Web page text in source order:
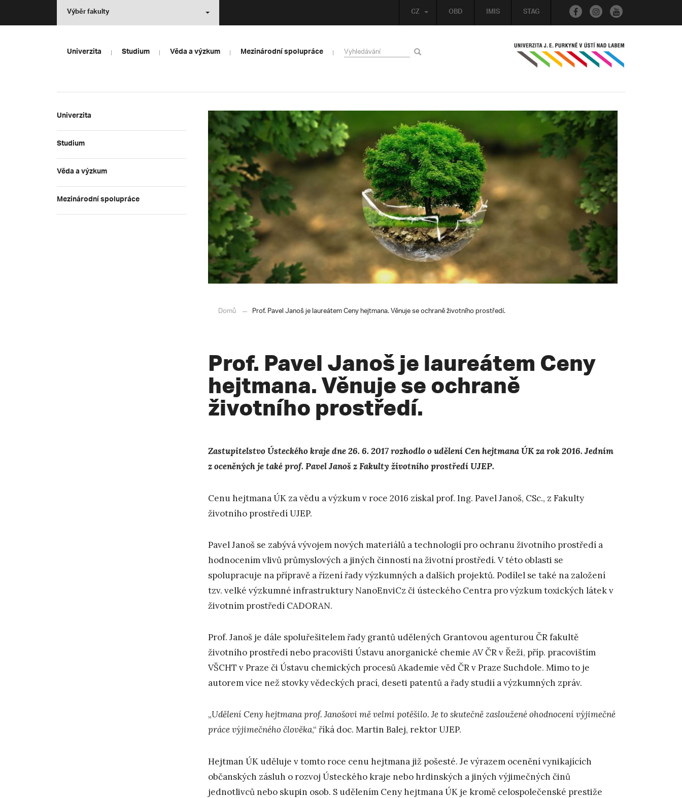
OBD IMIS STAG
CZ
Výběr fakulty
Univerzita Studium Věda a výzkum Mezinárodní spolupráce
Univerzita
Studium
Věda a výzkum
Mezinárodní spolupráce
Domů Prof. Pavel Janoš je laureátem Ceny hejtmana. Věnuje se ochraně životního prostředí.
Prof. Pavel Janoš je laureátem Ceny
hejtmana. Věnuje se ochraně
životního prostředí.
Zastupitelstvo Ústeckého kraje dne 26. 6. 2017 rozhodlo o udělení Cen hejtmana ÚK za rok 2016. Jedním
z oceněných je také prof. Pavel Janoš z Fakulty životního prostředí UJEP.
Cenu hejtmana ÚK za vědu a výzkum v roce 2016 získal prof. Ing. Pavel Janoš, CSc., z Fakulty
životního prostředí UJEP.
Pavel Janoš se zabývá vývojem nových materiálů a technologií pro ochranu životního prostředí a
hodnocením vlivů průmyslových a jiných činností na životní prostředí. V této oblasti se
spolupracuje na přípravě a řízení řady výzkumných a dalších projektů. Podílel se také na založení
tzv. velké výzkumné infrastruktury NanoEnviCz či ústeckého Centra pro výzkum toxických látek v
životním prostředí CADORAN.
Prof. Janoš je dále spoluřešitelem řady grantů udělených Grantovou agenturou ČR fakultě
životního prostředí nebo pracovišti Ústavu anorganické chemie AV ČR v Řeži, příp. pracovištím
VŠCHT v Praze či Ústavu chemických procesů Akademie věd ČR v Praze Suchdole. Mimo to je
autorem více než stovky vědeckých prací, deseti patentů a řady studií a výzkumných zpráv.
„Udělení Ceny hejtmana prof. Janošovi mě velmi potěšilo. Je to skutečně zasloužené ohodnocení výjimečné
práce výjimečného člověka,“ říká doc. Martin Balej, rektor UJEP.
Hejtman ÚK uděluje v tomto roce cenu hejtmana již pošesté. Je výrazem ocenění vynikajících
občanských zásluh o rozvoj Ústeckého kraje nebo hrdinských a jiných výjimečných činů
jednotlivců nebo skupin osob. S udělením Ceny hejtmana ÚK je kromě celospolečenské prestiže